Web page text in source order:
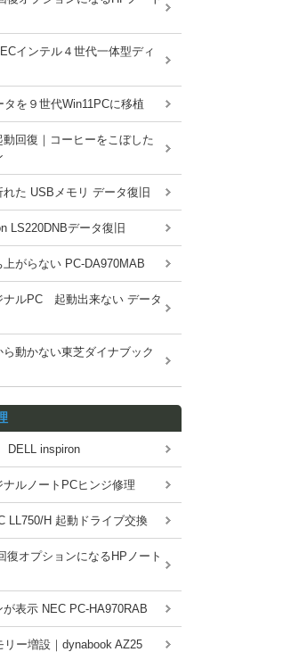
インテル４世代一体型ディ
を９世代Win11PCに移植
回復｜コーヒーをこぼした
た USBメモリ データ復旧
LS220DNBデータ復旧
がらない PC-DA970MAB
ナルPC 起動出来ない データ
ら動かない東芝ダイナブック
DELL inspiron
ルノートPCヒンジ修理
LL750/H 起動ドライブ交換
復オプションになるHPノート
が表示 NEC PC-HA970RAB
リー増設｜dynabook AZ25